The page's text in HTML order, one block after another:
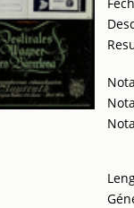
Nota
Nota
Nota